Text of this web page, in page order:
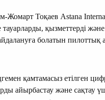
Жомарт Тоқаев Astana
тауарларды, қызметтерді
болатын
қамтамасыз етілген
айырбастау және сақтау